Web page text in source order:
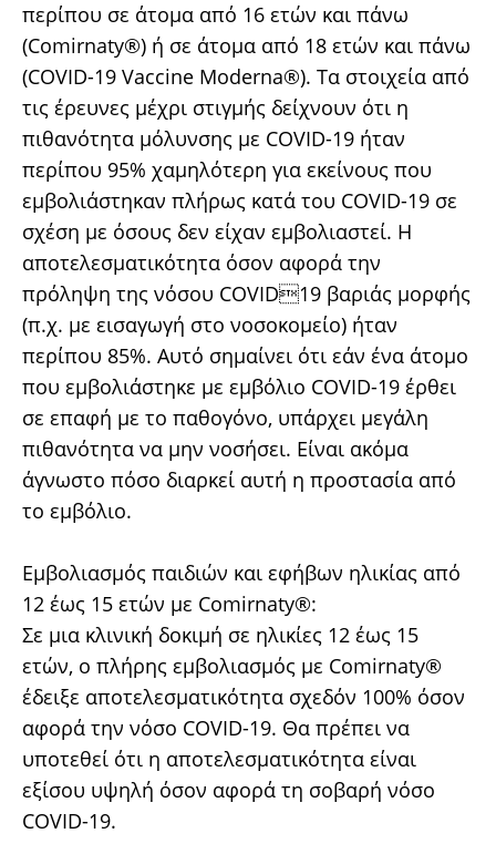
περίπου σε άτομα από 16 ετών και πάνω
(Comirnaty®) ή σε άτομα από 18 ετών και πάνω
(COVID-19 Vaccine Moderna®). Τα στοιχεία από
τις έρευνες μέχρι στιγμής δείχνουν ότι η
πιθανότητα μόλυνσης με COVID-19 ήταν
περίπου 95% χαμηλότερη για εκείνους που
εμβολιάστηκαν πλήρως κατά του COVID-19 σε
σχέση με όσους δεν είχαν εμβολιαστεί. Η
αποτελεσματικότητα όσον αφορά την
πρόληψη της νόσου COVID19 βαριάς μορφής
(π.χ. με εισαγωγή στο νοσοκομείο) ήταν
περίπου 85%. Αυτό σημαίνει ότι εάν ένα άτομο
που εμβολιάστηκε με εμβόλιο COVID-19 έρθει
σε επαφή με το παθογόνο, υπάρχει μεγάλη
πιθανότητα να μην νοσήσει. Είναι ακόμα
άγνωστο πόσο διαρκεί αυτή η προστασία από
το εμβόλιο.
Εμβολιασμός παιδιών και εφήβων ηλικίας από
12 έως 15 ετών με Comirnaty®:
Σε μια κλινική δοκιμή σε ηλικίες 12 έως 15
ετών, ο πλήρης εμβολιασμός με Comirnaty®
έδειξε αποτελεσματικότητα σχεδόν 100% όσον
αφορά την νόσο COVID-19. Θα πρέπει να
υποτεθεί ότι η αποτελεσματικότητα είναι
εξίσου υψηλή όσον αφορά τη σοβαρή νόσο
COVID-19.